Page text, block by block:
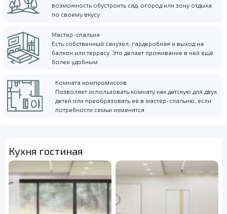
возможность обустроить сад, огород или зону отдыха
по своему вкусу
Мастер-спальня
Есть собственный санузел, гардеробная и выход на
балкон или террасу. Это делает проживание в ней ещё
более удобным
Комната компромиссов
Позволяет использовать комнату как детскую для двух
детей или преобразовать её в мастер-спальню, если
потребности семьи изменятся
Кухня гостиная